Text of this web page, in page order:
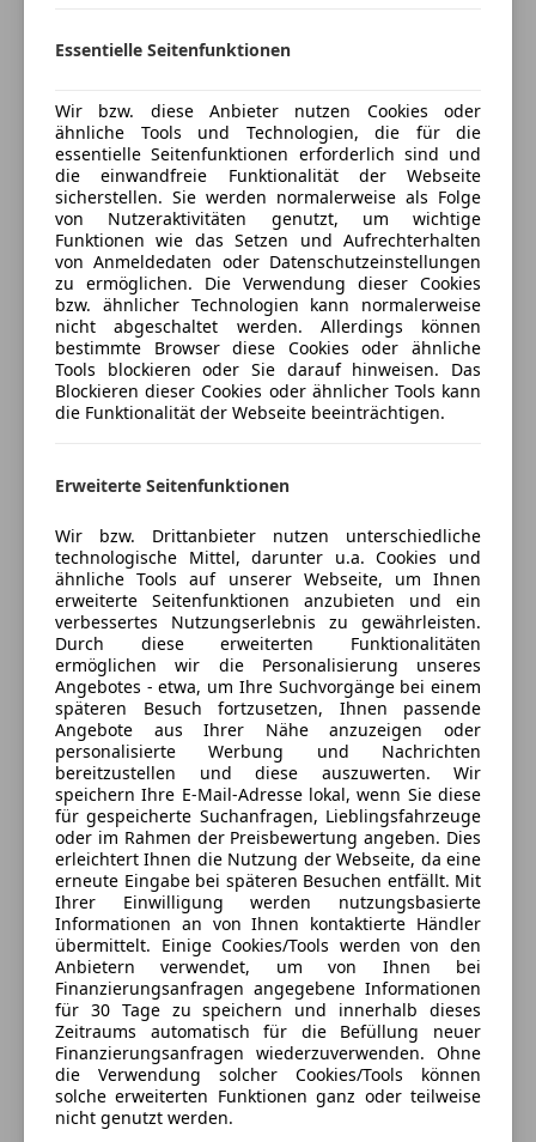
Bluetooth
Induktionsladen für Smartphones
MP3
Soundsystem
Volldigitales Kombiinstrument
Sicherheit
Airbag hinten
Beifahrerairbag
Fahrerairbag
Kopfairbag
LED-Scheinwerfer
Notbremsassistent
Seitenairbag
Spurhalteassistent
Verkehrszeichenerkennung
Wegfahrsperre
Extras
Alufelgen
Dachreling
Schaltwippen
Sportpaket
anpassen
Freischaden-Gutschein ab Stufe 0
Auto einfach online versichern & Rabatt holen
Jetzt berechnen
Verkäufer Händler
Sternebewertung 5 von 5
5 Sterne
Anbieter auf AutoScout24 seit 2016
Showroom
Geschlossen
Öffnet um 7:30 Mo.
Scheiben 4 ,
4224 Wartberg Ob Der Aist, AT
Kontakt
Alle Fahrzeuge des Anbieters
Anbieter kontaktieren
Deine Nachricht
Essentielle Seitenfunktionen
Wir bzw. diese Anbieter nutzen Cookies oder
ähnliche Tools und Technologien, die für die
essentielle Seitenfunktionen erforderlich sind und
die einwandfreie Funktionalität der Webseite
sicherstellen. Sie werden normalerweise als Folge
von Nutzeraktivitäten genutzt, um wichtige
Funktionen wie das Setzen und Aufrechterhalten
von Anmeldedaten oder Datenschutzeinstellungen
zu ermöglichen. Die Verwendung dieser Cookies
bzw. ähnlicher Technologien kann normalerweise
nicht abgeschaltet werden. Allerdings können
bestimmte Browser diese Cookies oder ähnliche
Tools blockieren oder Sie darauf hinweisen. Das
Blockieren dieser Cookies oder ähnlicher Tools kann
die Funktionalität der Webseite beeinträchtigen.
Erweiterte Seitenfunktionen
Wir bzw. Drittanbieter nutzen unterschiedliche
technologische Mittel, darunter u.a. Cookies und
ähnliche Tools auf unserer Webseite, um Ihnen
erweiterte Seitenfunktionen anzubieten und ein
verbessertes Nutzungserlebnis zu gewährleisten.
Durch diese erweiterten Funktionalitäten
ermöglichen wir die Personalisierung unseres
Angebotes - etwa, um Ihre Suchvorgänge bei einem
späteren Besuch fortzusetzen, Ihnen passende
Angebote aus Ihrer Nähe anzuzeigen oder
personalisierte Werbung und Nachrichten
bereitzustellen und diese auszuwerten. Wir
speichern Ihre E-Mail-Adresse lokal, wenn Sie diese
für gespeicherte Suchanfragen, Lieblingsfahrzeuge
oder im Rahmen der Preisbewertung angeben. Dies
erleichtert Ihnen die Nutzung der Webseite, da eine
erneute Eingabe bei späteren Besuchen entfällt. Mit
Ihrer Einwilligung werden nutzungsbasierte
Informationen an von Ihnen kontaktierte Händler
übermittelt. Einige Cookies/Tools werden von den
Anbietern verwendet, um von Ihnen bei
Finanzierungsanfragen angegebene Informationen
für 30 Tage zu speichern und innerhalb dieses
Zeitraums automatisch für die Befüllung neuer
Finanzierungsanfragen wiederzuverwenden. Ohne
die Verwendung solcher Cookies/Tools können
solche erweiterten Funktionen ganz oder teilweise
nicht genutzt werden.